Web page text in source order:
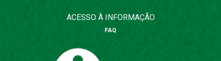
ACESSO À INFORMAÇÃO
FAQ